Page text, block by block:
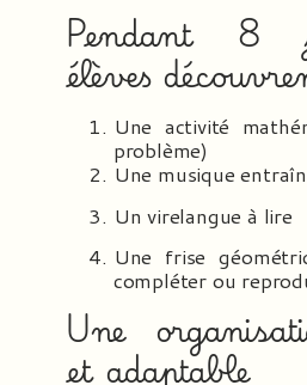
Pendant 8
élèves
Une activité
problème)
Une musique
Un virelangue à lire
Une frise
compléter ou
Une
et adaptable